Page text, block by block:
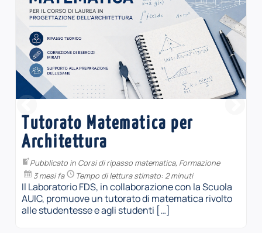
MATEC4Girls (2026)
Pubblicato inMatec,
In occasione della Giornata internazionale delle
Donne nella Matematica, che si celebra il 12
maggio, il laboratorio FDS invita le […]